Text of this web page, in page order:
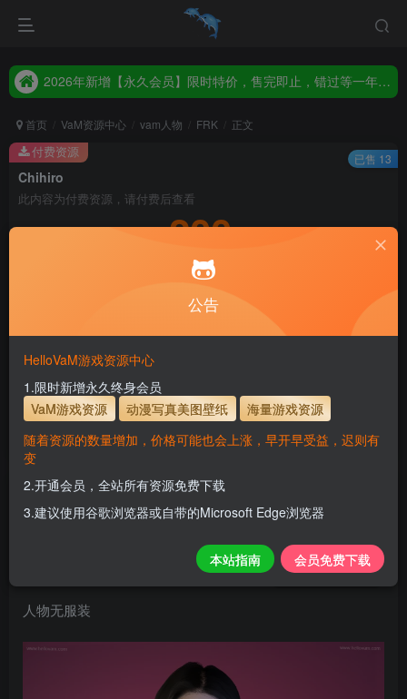
2026年新增【永久会员】限时特价，售完即止，错过等一年！！！
2026年新增【永久会员】限时特价，售完即止，错过等一年！！！
首页 VaM资源中心 vam人物 FRK 正文
Chihiro
此内容为付费资源，请付费后查看
200
永久至尊会员终生有效
会员免费下载资源
主流网盘——高速下载
支付页面打不开或支付后不跳转请联系QQ：3317425885
使用方法
解压后，放进文件夹AddonPackages即可，更多请看本
站教程
解压码为本网址
www.hellovam.com
付费资源 已售 13
Chihiro
关注 私信
0 116 10
人物无服装
公告
HelloVaM游戏资源中心
1.限时新增永久终身会员
VaM游戏资源
动漫写真美图壁纸
海量游戏资源
随着资源的数量增加，价格可能也会上涨，早开早受益，迟则有
变
2.开通会员，全站所有资源免费下载
3.建议使用谷歌浏览器或自带的Microsoft Edge浏览器
本站指南 会员免费下载